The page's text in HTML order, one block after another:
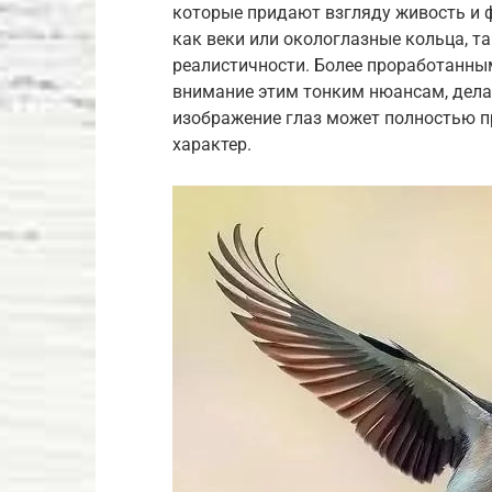
которые придают взгляду живость и
как веки или окологлазные кольца,
реалистичности. Более
внимание этим тонким нюансам,
изображение глаз может полностью
характер.